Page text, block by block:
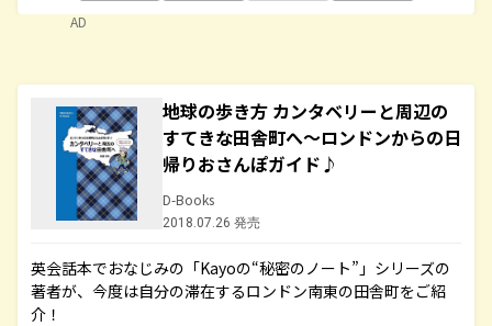
AD
地球の歩き方 カンタベリーと周辺の
すてきな田舎町へ～ロンドンからの日
帰りおさんぽガイド♪
D-Books
2018.07.26 発売
英会話本でおなじみの「Kayoの“秘密のノート”」シリーズの
著者が、今度は自分の滞在するロンドン南東の田舎町をご紹
介！